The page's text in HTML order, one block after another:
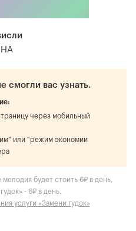
смогли вас узнать.
через мобильный
или "режим экономии
будет стоить 6₽ в день,
- 6₽ в день.
услуги «Замени гудок»